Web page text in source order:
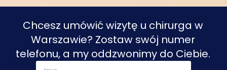
Chcesz umówić wizytę u chirurga w
Warszawie? Zostaw swój numer
telefonu, a my oddzwonimy do Ciebie.